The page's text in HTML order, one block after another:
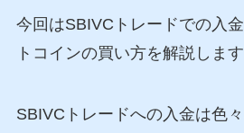
今回はSBIVCトレードでの入
トコインの買い方を解説します
SBIVCトレードへの入金は色